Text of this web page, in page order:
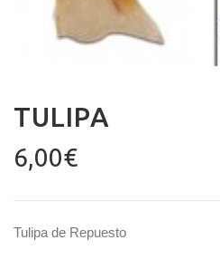
TULIPA
6,00€
Tulipa de Repuesto